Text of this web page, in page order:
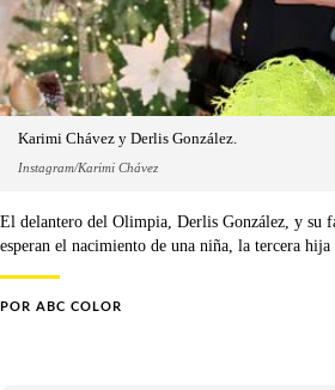
Karimi Chávez y Derlis González.
Instagram/Karimi Chávez
El delantero del Olimpia, Derlis González, y su
esperan el nacimiento de una niña, la tercera
POR ABC COLOR